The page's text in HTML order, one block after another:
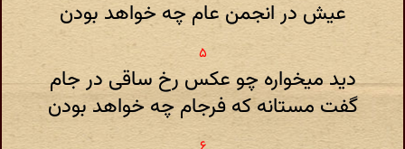
عیش در انجمن عام چه خواهد بودن
دید میخواره چو عکس رخ ساقی در جام
گفت مستانه که فرجام چه خواهد بودن